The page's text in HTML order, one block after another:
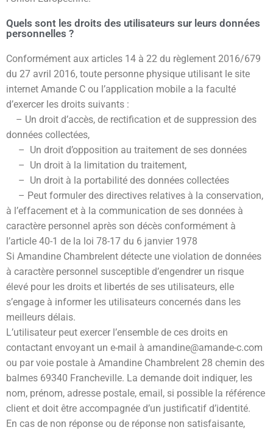
Quels sont les droits des utilisateurs sur leurs données
personnelles ?
Conformément aux articles 14 à 22 du règlement 2016/679
du 27 avril 2016, toute personne physique utilisant le site
internet Amande C ou l’application mobile a la faculté
d’exercer les droits suivants :
– Un droit d’accès, de rectification et de suppression des
données collectées,
– Un droit d’opposition au traitement de ses données
– Un droit à la limitation du traitement,
– Un droit à la portabilité des données collectées
– Peut formuler des directives relatives à la conservation,
à l’effacement et à la communication de ses données à
caractère personnel après son décès conformément à
l’article 40-1 de la loi 78-17 du 6 janvier 1978
Si Amandine Chambrelent détecte une violation de données
à caractère personnel susceptible d’engendrer un risque
élevé pour les droits et libertés de ses utilisateurs, elle
s’engage à informer les utilisateurs concernés dans les
meilleurs délais.
L’utilisateur peut exercer l’ensemble de ces droits en
contactant envoyant un e-mail à amandine@amande-c.com
ou par voie postale à Amandine Chambrelent 28 chemin des
balmes 69340 Francheville. La demande doit indiquer, les
nom, prénom, adresse postale, email, si possible la référence
client et doit être accompagnée d’un justificatif d’identité.
En cas de non réponse ou de réponse non satisfaisante,